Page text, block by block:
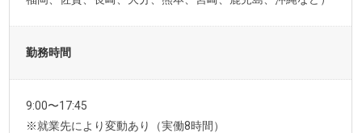
勤務時間
9:00〜17:45
※就業先により変動あり（実働8時間）